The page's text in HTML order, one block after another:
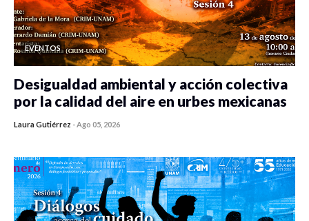
EVENTOS
Desigualdad ambiental y acción colectiva
por la calidad del aire en urbes mexicanas
Laura Gutiérrez -Ago 05, 2026